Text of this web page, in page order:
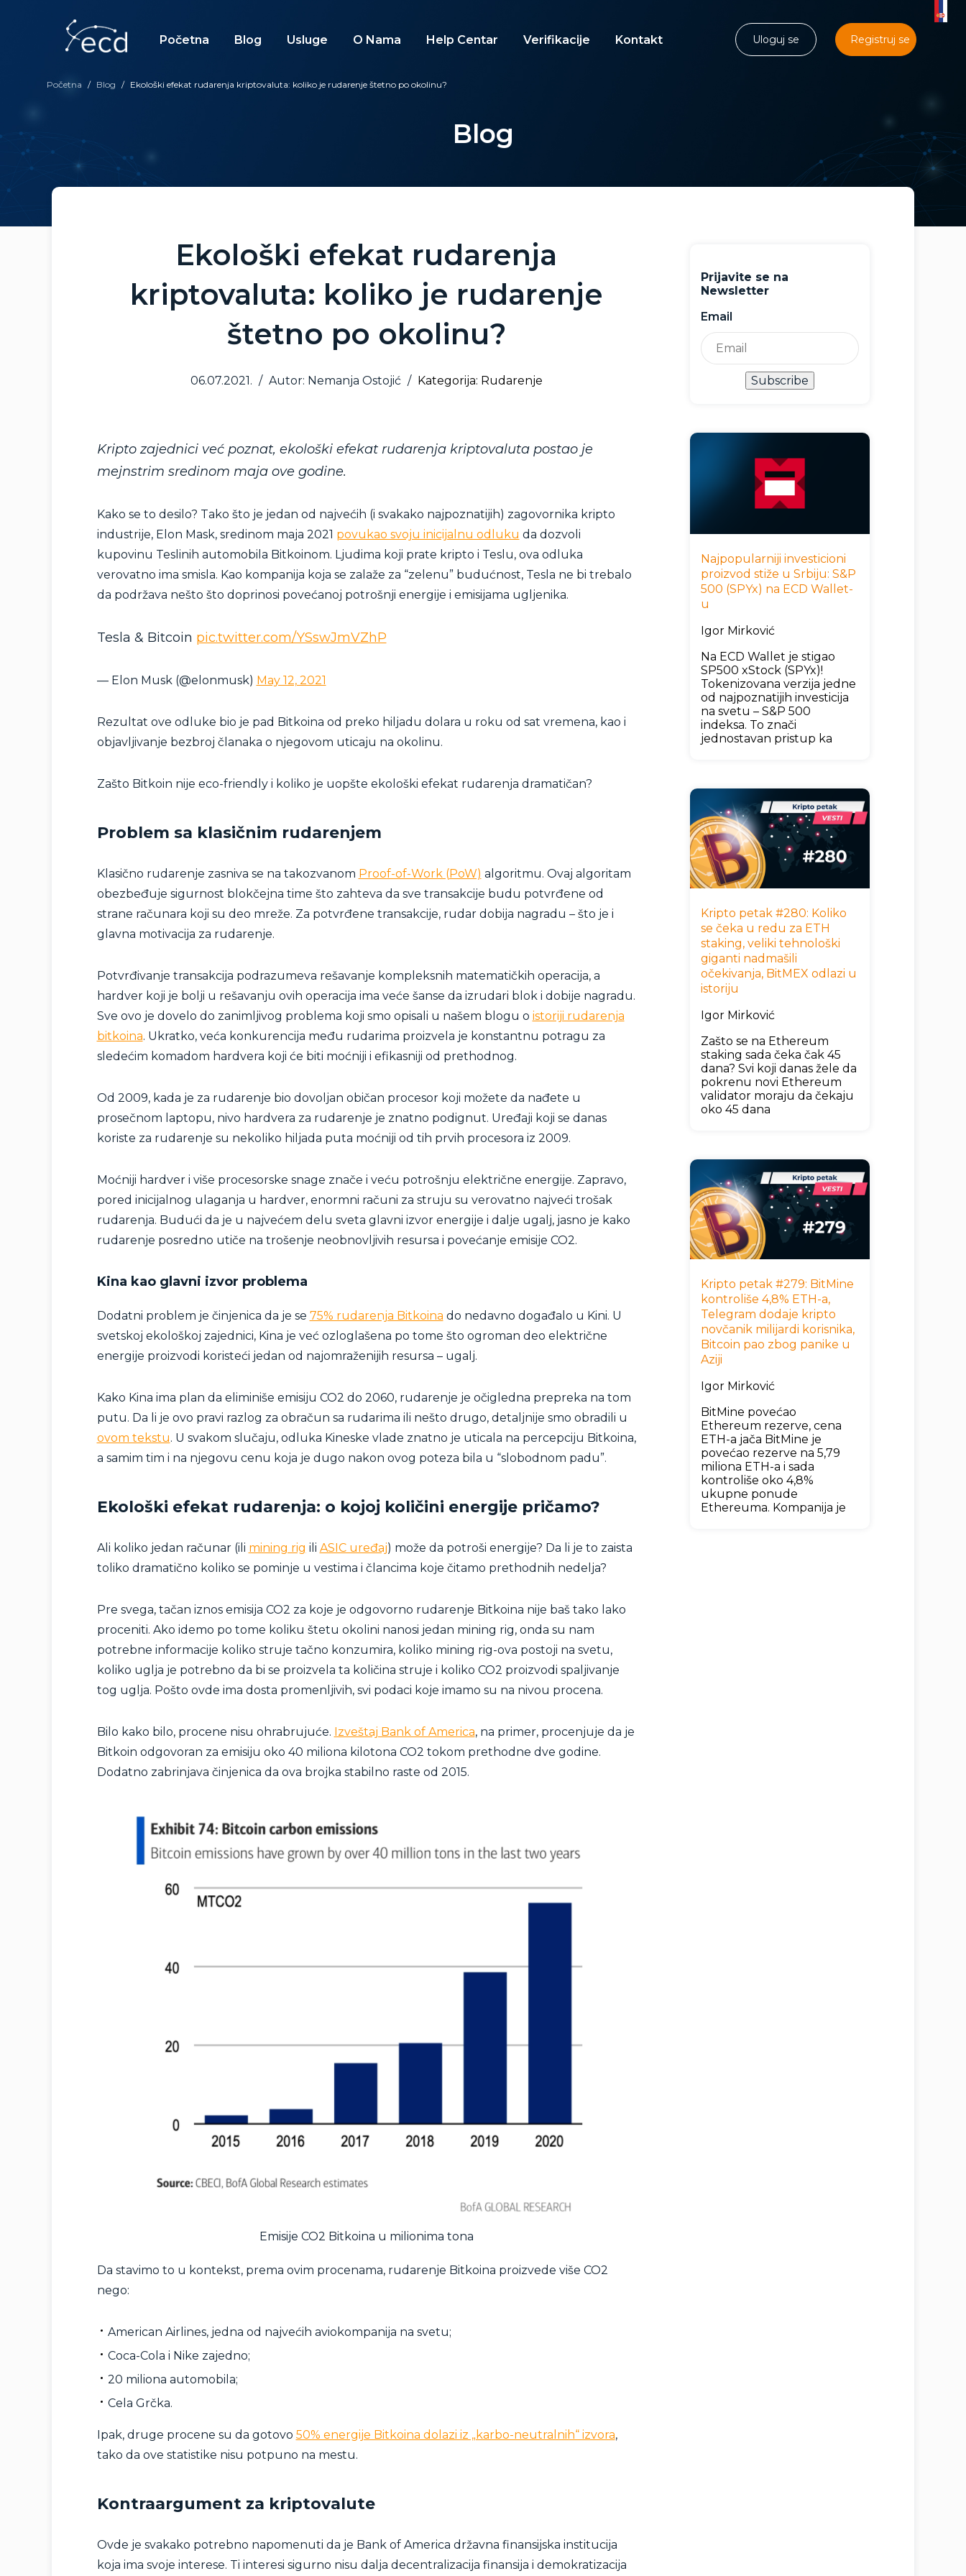
Početna Blog Usluge O Nama Help Centar Verifikacije Kontakt Uloguj se Registruj se
Početna / Blog / Ekološki efekat rudarenja kriptovaluta: koliko je rudarenje štetno po okolinu?
Blog
Ekološki efekat rudarenja
kriptovaluta: koliko je rudarenje
štetno po okolinu?
06.07.2021. / Autor: Nemanja Ostojić / Kategorija: Rudarenje
Kripto zajednici već poznat, ekološki efekat rudarenja kriptovaluta postao je
mejnstrim sredinom maja ove godine.
Kako se to desilo? Tako što je jedan od najvećih (i svakako najpoznatijih) zagovornika kripto
industrije, Elon Mask, sredinom maja 2021 povukao svoju inicijalnu odluku da dozvoli
kupovinu Teslinih automobila Bitkoinom. Ljudima koji prate kripto i Teslu, ova odluka
verovatno ima smisla. Kao kompanija koja se zalaže za “zelenu” budućnost, Tesla ne bi trebalo
da podržava nešto što doprinosi povećanoj potrošnji energije i emisijama ugljenika.
Tesla & Bitcoin pic.twitter.com/YSswJmVZhP
— Elon Musk (@elonmusk) May 12, 2021
Rezultat ove odluke bio je pad Bitkoina od preko hiljadu dolara u roku od sat vremena, kao i
objavljivanje bezbroj članaka o njegovom uticaju na okolinu.
Zašto Bitkoin nije eco-friendly i koliko je uopšte ekološki efekat rudarenja dramatičan?
Problem sa klasičnim rudarenjem
Klasično rudarenje zasniva se na takozvanom Proof-of-Work (PoW) algoritmu. Ovaj algoritam
obezbeđuje sigurnost blokčejna time što zahteva da sve transakcije budu potvrđene od
strane računara koji su deo mreže. Za potvrđene transakcije, rudar dobija nagradu – što je i
glavna motivacija za rudarenje.
Potvrđivanje transakcija podrazumeva rešavanje kompleksnih matematičkih operacija, a
hardver koji je bolji u rešavanju ovih operacija ima veće šanse da izrudari blok i dobije nagradu.
Sve ovo je dovelo do zanimljivog problema koji smo opisali u našem blogu o istoriji rudarenja
bitkoina. Ukratko, veća konkurencija među rudarima proizvela je konstantnu potragu za
sledećim komadom hardvera koji će biti moćniji i efikasniji od prethodnog.
Od 2009, kada je za rudarenje bio dovoljan običan procesor koji možete da nađete u
prosečnom laptopu, nivo hardvera za rudarenje je znatno podignut. Uređaji koji se danas
koriste za rudarenje su nekoliko hiljada puta moćniji od tih prvih procesora iz 2009.
Moćniji hardver i više procesorske snage znače i veću potrošnju električne energije. Zapravo,
pored inicijalnog ulaganja u hardver, enormni računi za struju su verovatno najveći trošak
rudarenja. Budući da je u najvećem delu sveta glavni izvor energije i dalje ugalj, jasno je kako
rudarenje posredno utiče na trošenje neobnovljivih resursa i povećanje emisije CO2.
Kina kao glavni izvor problema
Dodatni problem je činjenica da je se 75% rudarenja Bitkoina do nedavno događalo u Kini. U
svetskoj ekološkoj zajednici, Kina je već ozloglašena po tome što ogroman deo električne
energije proizvodi koristeći jedan od najomraženijih resursa – ugalj.
Kako Kina ima plan da eliminiše emisiju CO2 do 2060, rudarenje je očigledna prepreka na tom
putu. Da li je ovo pravi razlog za obračun sa rudarima ili nešto drugo, detaljnije smo obradili u
ovom tekstu. U svakom slučaju, odluka Kineske vlade znatno je uticala na percepciju Bitkoina,
a samim tim i na njegovu cenu koja je dugo nakon ovog poteza bila u “slobodnom padu”.
Ekološki efekat rudarenja: o kojoj količini energije pričamo?
Ali koliko jedan računar (ili mining rig ili ASIC uređaj) može da potroši energije? Da li je to zaista
toliko dramatično koliko se pominje u vestima i člancima koje čitamo prethodnih nedelja?
Pre svega, tačan iznos emisija CO2 za koje je odgovorno rudarenje Bitkoina nije baš tako lako
proceniti. Ako idemo po tome koliku štetu okolini nanosi jedan mining rig, onda su nam
potrebne informacije koliko struje tačno konzumira, koliko mining rig-ova postoji na svetu,
koliko uglja je potrebno da bi se proizvela ta količina struje i koliko CO2 proizvodi spaljivanje
tog uglja. Pošto ovde ima dosta promenljivih, svi podaci koje imamo su na nivou procena.
Bilo kako bilo, procene nisu ohrabrujuće. Izveštaj Bank of America, na primer, procenjuje da je
Bitkoin odgovoran za emisiju oko 40 miliona kilotona CO2 tokom prethodne dve godine.
Dodatno zabrinjava činjenica da ova brojka stabilno raste od 2015.
Emisije CO2 Bitkoina u milionima tona
Da stavimo to u kontekst, prema ovim procenama, rudarenje Bitkoina proizvede više CO2
nego:
American Airlines, jedna od najvećih aviokompanija na svetu;
Coca-Cola i Nike zajedno;
20 miliona automobila;
Cela Grčka.
Ipak, druge procene su da gotovo 50% energije Bitkoina dolazi iz „karbo-neutralnih“ izvora,
tako da ove statistike nisu potpuno na mestu.
Kontraargument za kriptovalute
Ovde je svakako potrebno napomenuti da je Bank of America državna finansijska institucija
koja ima svoje interese. Ti interesi sigurno nisu dalja decentralizacija finansija i demokratizacija
Prijavite se na
Newsletter
Email
Subscribe
Najpopularniji investicioni
proizvod stiže u Srbiju: S&P
500 (SPYx) na ECD Wallet-
u
Igor Mirković
Na ECD Wallet je stigao
SP500 xStock (SPYx)!
Tokenizovana verzija jedne
od najpoznatijih investicija
na svetu – S&P 500
indeksa. To znači
jednostavan pristup ka
Kripto petak #280: Koliko
se čeka u redu za ETH
staking, veliki tehnološki
giganti nadmašili
očekivanja, BitMEX odlazi u
istoriju
Igor Mirković
Zašto se na Ethereum
staking sada čeka čak 45
dana? Svi koji danas žele da
pokrenu novi Ethereum
validator moraju da čekaju
oko 45 dana
Kripto petak #279: BitMine
kontroliše 4,8% ETH-a,
Telegram dodaje kripto
novčanik milijardi korisnika,
Bitcoin pao zbog panike u
Aziji
Igor Mirković
BitMine povećao
Ethereum rezerve, cena
ETH-a jača BitMine je
povećao rezerve na 5,79
miliona ETH-a i sada
kontroliše oko 4,8%
ukupne ponude
Ethereuma. Kompanija je